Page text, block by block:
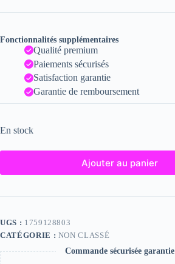
Fonctionnalités supplémentaires
Qualité premium
Paiements sécurisés
Satisfaction garantie
Garantie de remboursement
En stock
Ajouter au panier
UGS : 1759128803
CATÉGORIE : NON CLASSÉ
Commande sécurisée garantie